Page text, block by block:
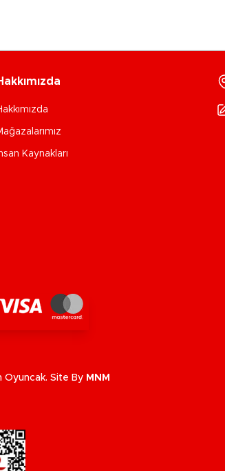
Kaynakları
Site By MNM